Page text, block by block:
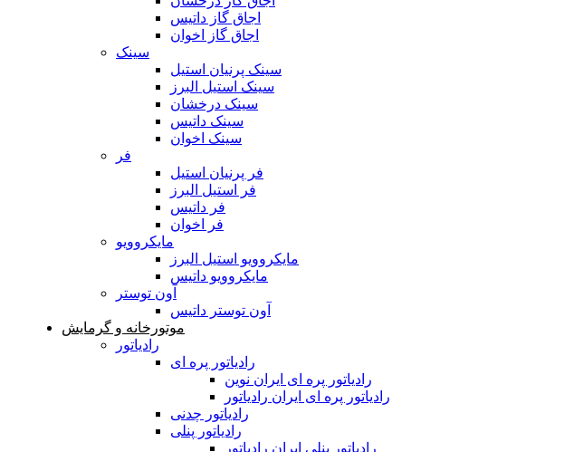
اجاق گاز داتیس
اجاق گاز اخوان
سینک
سینک پرنیان استیل
سینک استیل البرز
سینک درخشان
سینک داتیس
سینک اخوان
فر
فر پرنیان استیل
فر استیل البرز
فر داتیس
فر اخوان
مایکروویو
مایکروویو استیل البرز
مایکروویو داتیس
آون توستر
آون توستر داتیس
موتورخانه و گرمایش
رادیاتور
رادیاتور پره ای
رادیاتور پره ای ایران نوین
رادیاتور پره ای ایران رادیاتور
رادیاتور چدنی
رادیاتور پنلی
رادیاتور پنلی ایران رادیاتور